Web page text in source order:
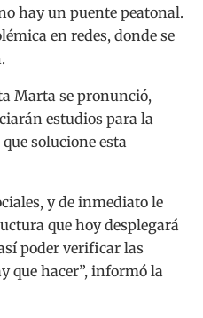
hay un puente peatonal.
en redes, donde se
Marta se pronunció,
estudios para la
solucione esta
y de inmediato le
que hoy desplegará
poder verificar las
que hacer”, informó la